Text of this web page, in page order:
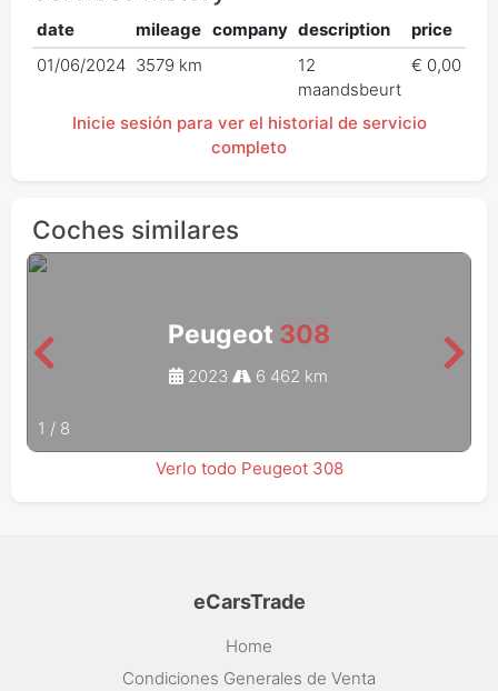
date mileage company description
price
01/06/2024 3579 km
12
maandsbeurt
€ 0,00
Inicie sesión para ver el historial de servicio
completo
Coches similares
Peugeot 308
2023 6 462 km
1 / 8
Verlo todo Peugeot 308
eCarsTrade
Home
Condiciones Generales de Venta